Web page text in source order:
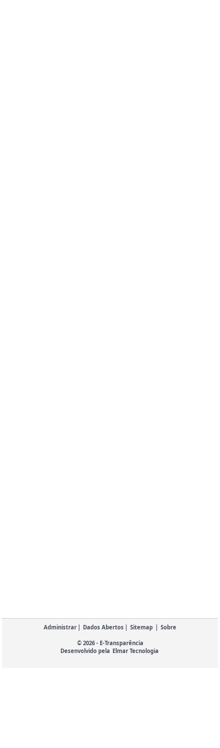
Administrar Dados Abertos Sitemap Sobre
© 2026 - E-Transparência
Desenvolvido pela Elmar Tecnologia